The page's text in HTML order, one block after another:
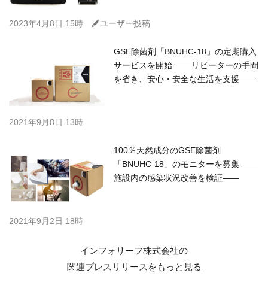
2023年4月8日 15時 Cユーザー投稿
GSE除菌剤「BNUHC-18」の定期購入
サービスを開始 ――リピーターの手間
を省き、安心・安全な生活を支援――
2021年9月8日 13時
100％天然成分のGSE除菌剤
「BNUHC-18」のモニターを募集 ――
施設内の感染状況改善を検証――
2021年9月2日 18時
インフォリーフ株式会社の
関連プレスリリースをもっと見る